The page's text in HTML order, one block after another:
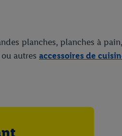
planches, planches à
ou autres accessoires de
de plus amples
à tout moment